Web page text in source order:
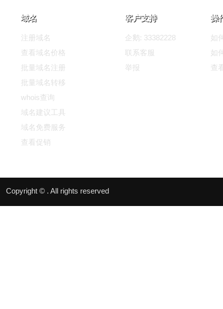
域名
注册域名
查看域名价格
批量域名注册
批量域名转移
whois查询
域名建议工具
域名免费服务
查看促销
客户支持
企鹅: 33382228
联系客服
举报
操
如
如
查
Copyright © . All rights reserved